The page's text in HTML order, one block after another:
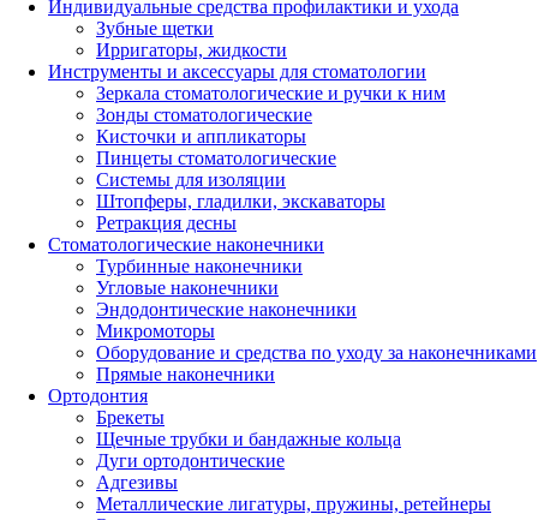
Индивидуальные средства профилактики и ухода
Зубные щетки
Ирригаторы, жидкости
Инструменты и аксессуары для стоматологии
Зеркала стоматологические и ручки к ним
Зонды стоматологические
Кисточки и аппликаторы
Пинцеты стоматологические
Системы для изоляции
Штопферы, гладилки, экскаваторы
Ретракция десны
Стоматологические наконечники
Турбинные наконечники
Угловые наконечники
Эндодонтические наконечники
Микромоторы
Оборудование и средства по уходу за наконечниками
Прямые наконечники
Ортодонтия
Брекеты
Щечные трубки и бандажные кольца
Дуги ортодонтические
Адгезивы
Металлические лигатуры, пружины, ретейнеры